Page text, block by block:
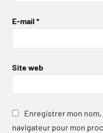
E-mail *
Site web
Enregistrer mon
navigateur pour mon